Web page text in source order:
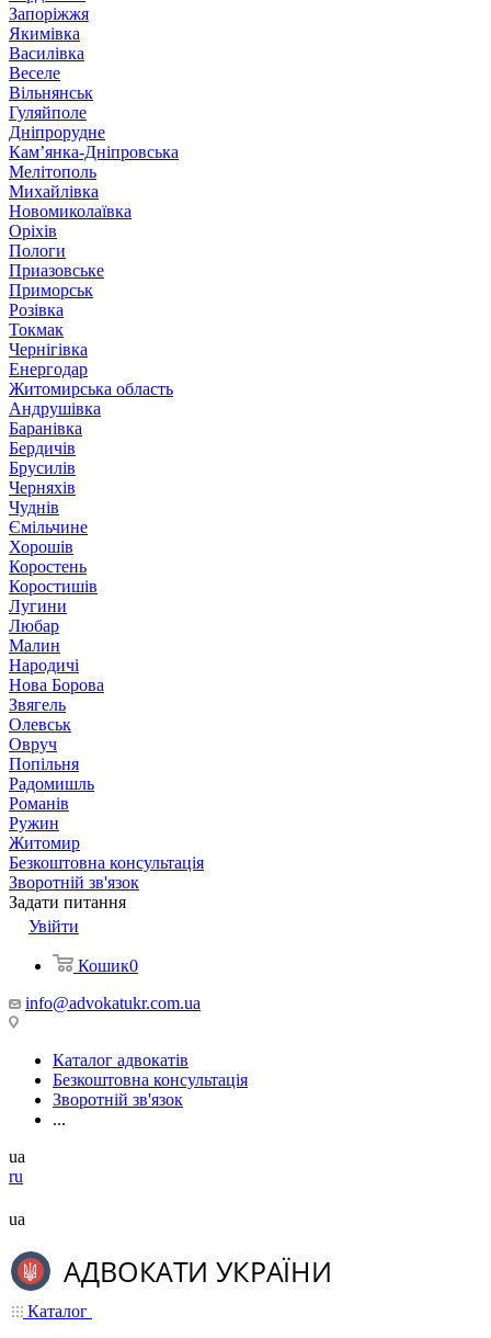
Запоріжжя
Якимівка
Василівка
Веселе
Вільнянськ
Гуляйполе
Дніпрорудне
Кам’янка-Дніпровська
Мелітополь
Михайлівка
Новомиколаївка
Оріхів
Пологи
Приазовське
Приморськ
Розівка
Токмак
Чернігівка
Енергодар
Житомирська область
Андрушівка
Баранівка
Бердичів
Брусилів
Черняхів
Чуднів
Ємільчине
Хорошів
Коростень
Коростишів
Лугини
Любар
Малин
Народичі
Нова Борова
Звягель
Олевськ
Овруч
Попільня
Радомишль
Романів
Ружин
Житомир
Безкоштовна консультація
Зворотній зв'язок
Задати питання
Увійти
Кошик0
info@advokatukr.com.ua
Каталог адвокатів
Безкоштовна консультація
Зворотній зв'язок
...
ua
ru
ua
Каталог